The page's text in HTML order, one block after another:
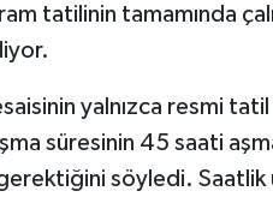
tatilinin tamamında
yalnızca resmi tatil
süresinin 45 saati
söyledi. Saatlik